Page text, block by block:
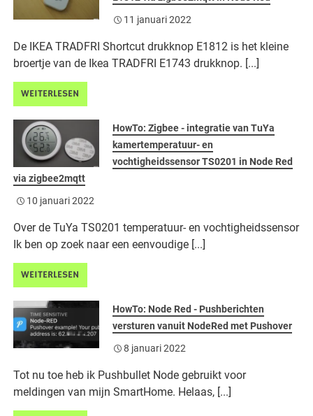
11 januari 2022
De IKEA TRADFRI Shortcut drukknop E1812 is het kleine
broertje van de Ikea TRADFRI E1743 drukknop. [...]
WEITERLESEN
HowTo: Zigbee - integratie van TuYa
kamertemperatuur- en
vochtigheidssensor TS0201 in Node Red
via zigbee2mqtt
10 januari 2022
Over de TuYa TS0201 temperatuur- en vochtigheidssensor
Ik ben op zoek naar een eenvoudige [...]
WEITERLESEN
HowTo: Node Red - Pushberichten
versturen vanuit NodeRed met Pushover
8 januari 2022
Tot nu toe heb ik Pushbullet Node gebruikt voor
meldingen van mijn SmartHome. Helaas, [...]